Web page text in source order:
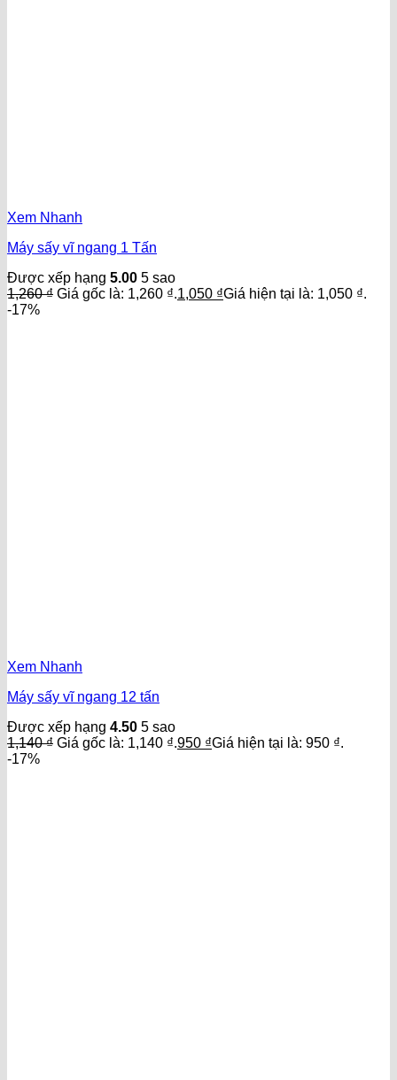
Xem Nhanh
Máy sấy vĩ ngang 1 Tấn
Được xếp hạng 5.00 5 sao
1,260₫ Giá gốc là: 1,260 ₫.1,050 ₫Giá hiện tại là: 1,050 ₫.
-17%
Xem Nhanh
Máy sấy vĩ ngang 12 tấn
Được xếp hạng 4.50 5 sao
1,140₫ Giá gốc là: 1,140 ₫.950 ₫Giá hiện tại là: 950 ₫.
-17%